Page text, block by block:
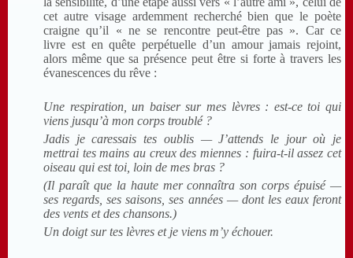
cet autre visage ardemment recherché bien que le poète
craigne qu’il « ne se rencontre peut-être pas ». Car ce
livre est en quête perpétuelle d’un amour jamais rejoint,
alors même que sa présence peut être si forte à travers les
évanescences du rêve :
Une respiration, un baiser sur mes lèvres : est-ce toi qui
viens jusqu’à mon corps troublé ?
Jadis je caressais tes oublis — J’attends le jour où je
mettrai tes mains au creux des miennes : fuira-t-il assez cet
oiseau qui est toi, loin de mes bras ?
(Il paraît que la haute mer connaîtra son corps épuisé —
ses regards, ses saisons, ses années — dont les eaux feront
des vents et des chansons.)
Un doigt sur tes lèvres et je viens m’y échouer.